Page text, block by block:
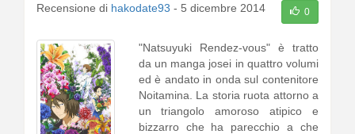
Recensione di hakodate93 - 5 dicembre 2014 0
"Natsuyuki Rendez-vous" è tratto
da un manga josei in quattro volumi
ed è andato in onda sul contenitore
Noitamina. La storia ruota attorno a
un triangolo amoroso atipico e
bizzarro che ha parecchio a che